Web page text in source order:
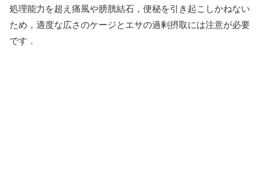
処理能力を超え痛風や膀胱結石，便秘を引き起こしかねない
ため，適度な広さのケージとエサの過剰摂取には注意が必要
です．